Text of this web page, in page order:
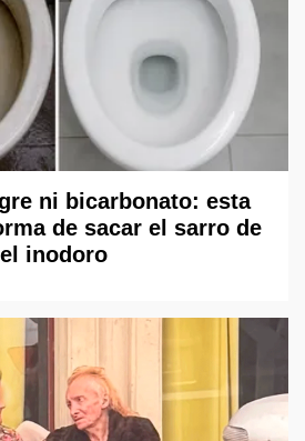
ni bicarbonato: esta
de sacar el sarro de
inodoro